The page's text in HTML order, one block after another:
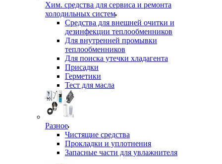
Хим. средства для сервиса и ремонта
холодильных систем
Средства для внешней очитки и
дезинфекции теплообменников
Для внутренней промывки
теплообменников
Для поиска утечки хладагента
Присадки
Герметики
Тест для масла
Разное
Чистящие средства
Прокладки и уплотнения
Запасные части для увлажнителя